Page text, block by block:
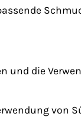
und die
von